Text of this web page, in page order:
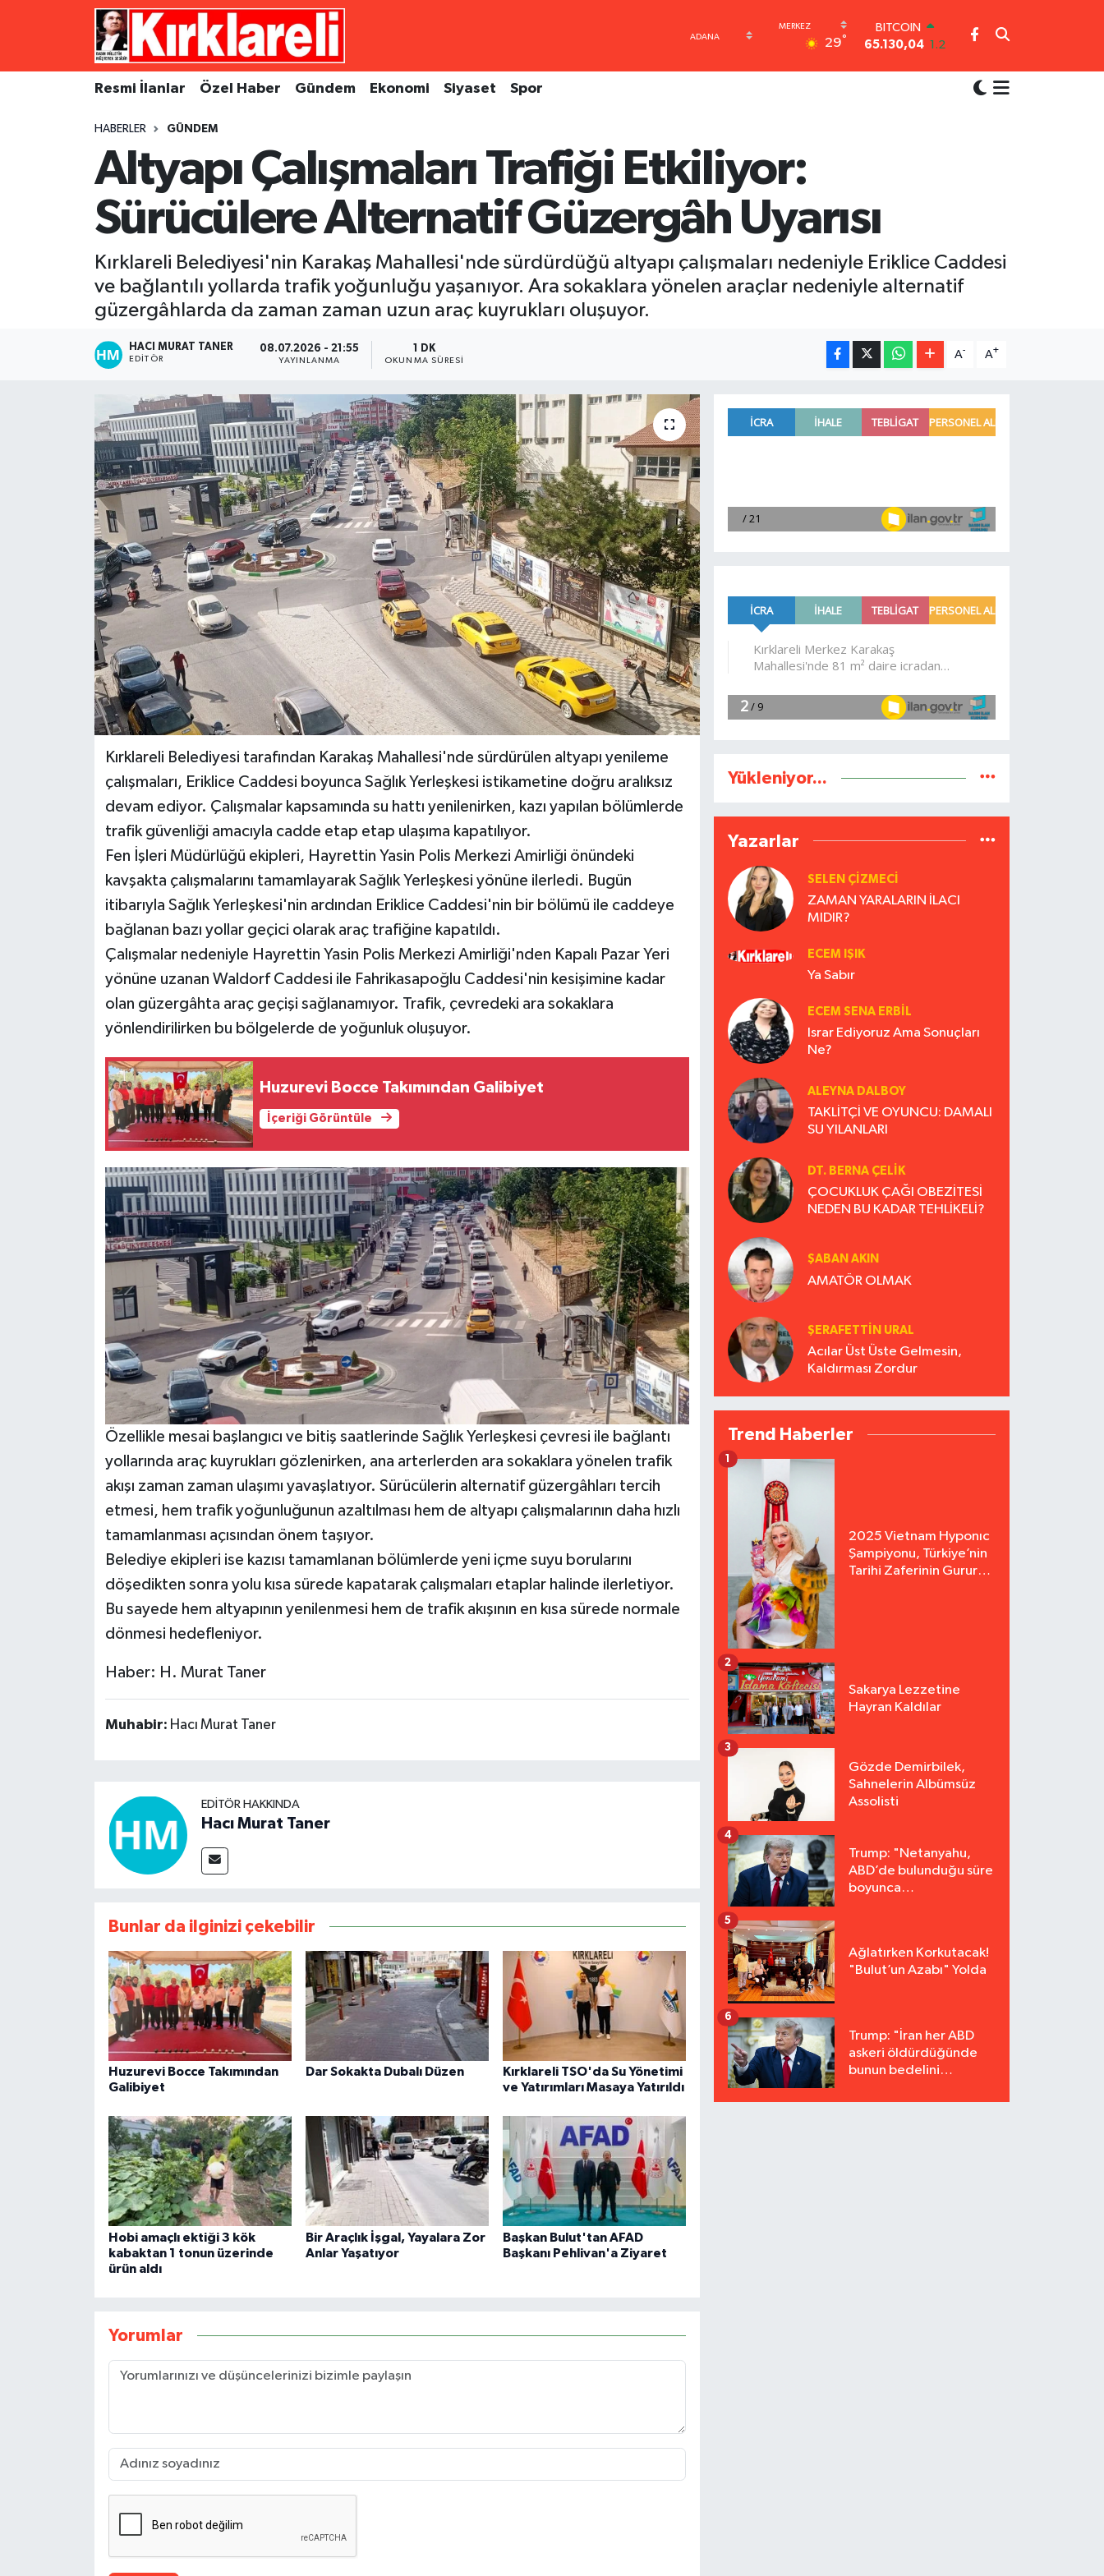
29°
DOLAR
47,7106 0.17
Resmi İlanlar Özel Haber Gündem Ekonomi Siyaset Spor
HABERLER GÜNDEM
Altyapı Çalışmaları Trafiği Etkiliyor:
Sürücülere Alternatif Güzergâh Uyarısı
Kırklareli Belediyesi'nin Karakaş Mahallesi'nde sürdürdüğü altyapı çalışmaları nedeniyle Eriklice Caddesi
ve bağlantılı yollarda trafik yoğunluğu yaşanıyor. Ara sokaklara yönelen araçlar nedeniyle alternatif
güzergâhlarda da zaman zaman uzun araç kuyrukları oluşuyor.
HACI MURAT TANER
EDITÖR
08.07.2026 - 21:55
YAYINLANMA
1 DK
OKUNMA SÜRESI
A- A+
Kırklareli Belediyesi tarafından Karakaş Mahallesi'nde sürdürülen altyapı yenileme
çalışmaları, Eriklice Caddesi boyunca Sağlık Yerleşkesi istikametine doğru aralıksız
devam ediyor. Çalışmalar kapsamında su hattı yenilenirken, kazı yapılan bölümlerde
trafik güvenliği amacıyla cadde etap etap ulaşıma kapatılıyor.
Fen İşleri Müdürlüğü ekipleri, Hayrettin Yasin Polis Merkezi Amirliği önündeki
kavşakta çalışmalarını tamamlayarak Sağlık Yerleşkesi yönüne ilerledi. Bugün
itibarıyla Sağlık Yerleşkesi'nin ardından Eriklice Caddesi'nin bir bölümü ile caddeye
bağlanan bazı yollar geçici olarak araç trafiğine kapatıldı.
Çalışmalar nedeniyle Hayrettin Yasin Polis Merkezi Amirliği'nden Kapalı Pazar Yeri
yönüne uzanan Waldorf Caddesi ile Fahrikasapoğlu Caddesi'nin kesişimine kadar
olan güzergâhta araç geçişi sağlanamıyor. Trafik, çevredeki ara sokaklara
yönlendirilirken bu bölgelerde de yoğunluk oluşuyor.
Huzurevi Bocce Takımından Galibiyet
İçeriği Görüntüle
Özellikle mesai başlangıcı ve bitiş saatlerinde Sağlık Yerleşkesi çevresi ile bağlantı
yollarında araç kuyrukları gözlenirken, ana arterlerden ara sokaklara yönelen trafik
akışı zaman zaman ulaşımı yavaşlatıyor. Sürücülerin alternatif güzergâhları tercih
etmesi, hem trafik yoğunluğunun azaltılması hem de altyapı çalışmalarının daha hızlı
tamamlanması açısından önem taşıyor.
Belediye ekipleri ise kazısı tamamlanan bölümlerde yeni içme suyu borularını
döşedikten sonra yolu kısa sürede kapatarak çalışmaları etaplar halinde ilerletiyor.
Bu sayede hem altyapının yenilenmesi hem de trafik akışının en kısa sürede normale
dönmesi hedefleniyor.
Haber: H. Murat Taner
Muhabir: Hacı Murat Taner
EDITÖR HAKKINDA
Hacı Murat Taner
Bunlar da ilginizi çekebilir
Huzurevi Bocce Takımından
Galibiyet
Dar Sokakta Dubalı Düzen
Kırklareli TSO'da Su Yönetimi
ve Yatırımları Masaya Yatırıldı
Hobi amaçlı ektiği 3 kök
kabaktan 1 tonun üzerinde
ürün aldı
Bir Araçlık İşgal, Yayalara Zor
Anlar Yaşatıyor
Başkan Bulut'tan AFAD
Başkanı Pehlivan'a Ziyaret
Yorumlar
Yükleniyor...
Yazarlar
SELEN ÇİZMECİ
ZAMAN YARALARIN İLACI
MIDIR?
ECEM IŞIK
Ya Sabır
ECEM SENA ERBIL
Israr Ediyoruz Ama Sonuçları
Ne?
ALEYNA DALBOY
TAKLİTÇİ VE OYUNCU: DAMALI
SU YILANLARI
DT. BERNA ÇELIK
ÇOCUKLUK ÇAĞI OBEZİTESİ
NEDEN BU KADAR TEHLİKELİ?
ŞABAN AKIN
AMATÖR OLMAK
ŞERAFETTIN URAL
Acılar Üst Üste Gelmesin,
Kaldırması Zordur
Trend Haberler
2025 Vietnam Hyponıc
Şampiyonu, Türkiye’nin
Tarihi Zaferinin Gururu
1
Sakarya Lezzetine
Hayran Kaldılar
2
Gözde Demirbilek,
Sahnelerin Albümsüz
Assolisti
3
Trump: "Netanyahu,
ABD’de bulunduğu süre
boyunca
4
Ağlatırken Korkutacak!
"Bulut’un Azabı" Yolda
5
Trump: "İran her ABD
askeri öldürdüğünde
bunun bedelini
6
Resmi İlanlar
Ekonomi
Kültür Sanat
Magazin
Merkez Nöbetçi Eczaneler
Süper Lig Puan Durumu ve Fikstür
Tüm Manşetler
Son Dakika Haberleri
Haber Arşivi